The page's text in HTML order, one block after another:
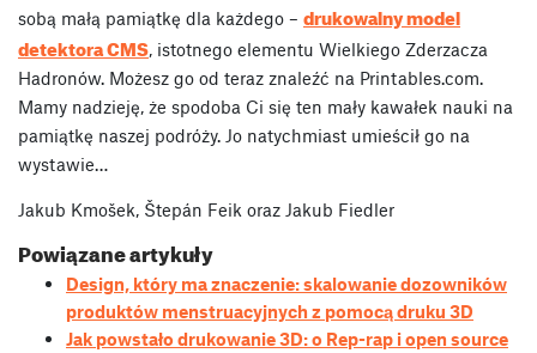
sobą małą pamiątkę dla każdego – drukowalny model
detektora CMS, istotnego elementu Wielkiego Zderzacza
Hadronów. Możesz go od teraz znaleźć na Printables.com.
Mamy nadzieję, że spodoba Ci się ten mały kawałek nauki na
pamiątkę naszej podróży. Jo natychmiast umieścił go na
wystawie…
Jakub Kmošek, Štepán Feik oraz Jakub Fiedler
Powiązane artykuły
Design, który ma znaczenie: skalowanie dozowników
produktów menstruacyjnych z pomocą druku 3D
Jak powstało drukowanie 3D: o Rep-rap i open source